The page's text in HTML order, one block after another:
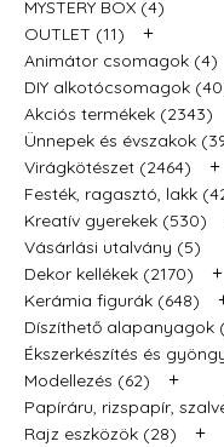
MYSTERY BOX (4)
OUTLET (11)
+
Animátor csomagok (4)
DIY alkotócsomagok
Akciós termékek (2343)
Ünnepek és évszakok
Virágkötészet (2464) +
Festék, ragasztó, lakk
Kreatív gyerekek (530)
Vásárlási utalvány (5)
Dekor kellékek (2170)
+
Kerámia figurák (648)
Díszíthető alapanyagok
Ékszerkészítés és
Modellezés (62) +
Papíráru, rizspapír,
Rajz eszközök (28) +